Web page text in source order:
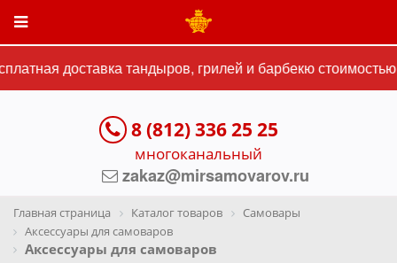
доставка тандыров, грилей и барбекю
8 (812) 336 25 25
многоканальный
zakaz@mirsamovarov.ru
Главная страница Каталог товаров
Самовары
Аксессуары для самоваров
Аксессуары для самоваров